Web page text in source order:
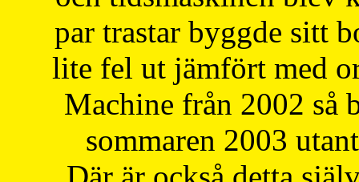
par trastar byggde sitt
lite fel ut jämfört med
Machine från 2002 så
sommaren 2003